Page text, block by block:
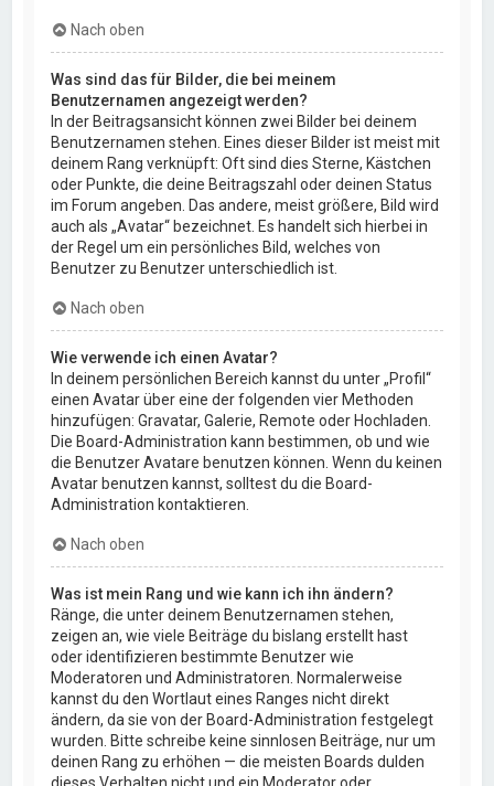
Nach oben
Was sind das für Bilder, die bei meinem
Benutzernamen angezeigt werden?
In der Beitragsansicht können zwei Bilder bei deinem
Benutzernamen stehen. Eines dieser Bilder ist meist mit
deinem Rang verknüpft: Oft sind dies Sterne, Kästchen
oder Punkte, die deine Beitragszahl oder deinen Status
im Forum angeben. Das andere, meist größere, Bild wird
auch als „Avatar“ bezeichnet. Es handelt sich hierbei in
der Regel um ein persönliches Bild, welches von
Benutzer zu Benutzer unterschiedlich ist.
Nach oben
Wie verwende ich einen Avatar?
In deinem persönlichen Bereich kannst du unter „Profil“
einen Avatar über eine der folgenden vier Methoden
hinzufügen: Gravatar, Galerie, Remote oder Hochladen.
Die Board-Administration kann bestimmen, ob und wie
die Benutzer Avatare benutzen können. Wenn du keinen
Avatar benutzen kannst, solltest du die Board-
Administration kontaktieren.
Nach oben
Was ist mein Rang und wie kann ich ihn ändern?
Ränge, die unter deinem Benutzernamen stehen,
zeigen an, wie viele Beiträge du bislang erstellt hast
oder identifizieren bestimmte Benutzer wie
Moderatoren und Administratoren. Normalerweise
kannst du den Wortlaut eines Ranges nicht direkt
ändern, da sie von der Board-Administration festgelegt
wurden. Bitte schreibe keine sinnlosen Beiträge, nur um
deinen Rang zu erhöhen — die meisten Boards dulden
dieses Verhalten nicht und ein Moderator oder